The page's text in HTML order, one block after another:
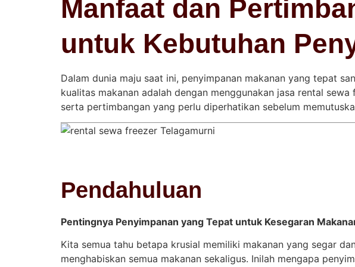
Manfaat dan
untuk Kebutuhan
Dalam dunia maju saat ini, penyimpanan makanan yang tepat
kualitas makanan adalah dengan menggunakan jasa rental
serta pertimbangan yang perlu diperhatikan sebelum
Pendahuluan
Pentingnya Penyimpanan yang Tepat untuk Kesegaran
Kita semua tahu betapa krusial memiliki makanan yang segar
menghabiskan semua makanan sekaligus. Inilah mengapa